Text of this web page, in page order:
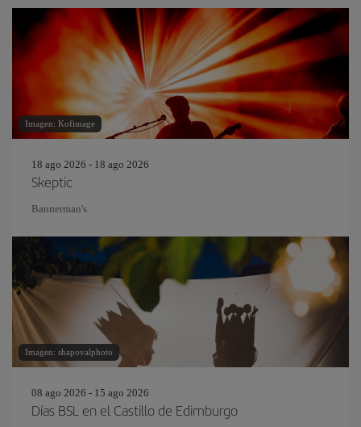
Imagen: Kofimage
18 ago 2026 - 18 ago 2026
Skeptic
Bannerman's
Imagen: shapovalphoto
08 ago 2026 - 15 ago 2026
Días BSL en el Castillo de Edimburgo